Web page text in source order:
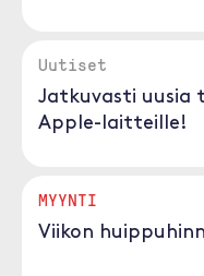
Uutiset
Jatkuvasti
Apple-laitteille!
MYYNTI
Viikon